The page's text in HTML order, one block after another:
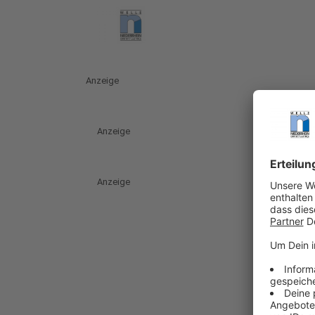
Anzeige
Anzeige
Anzeige